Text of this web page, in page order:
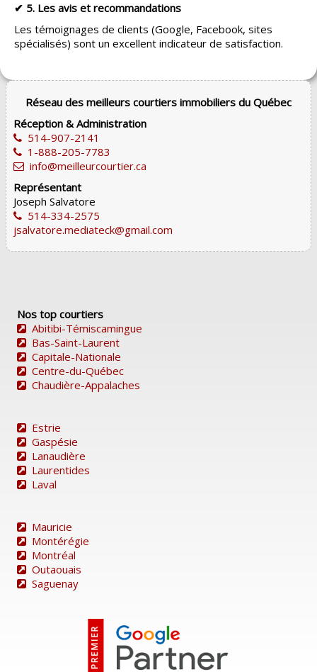
✔ 5. Les avis et recommandations
Les témoignages de clients (Google, Facebook, sites
spécialisés) sont un excellent indicateur de satisfaction.
Réseau des meilleurs courtiers immobiliers du Québec
Réception & Administration
514-907-2141
1-888-205-7783
info@meilleurcourtier.ca
Représentant
Joseph Salvatore
514-334-2575
jsalvatore.mediateck@gmail.com
Nos top courtiers
Abitibi-Témiscamingue
Bas-Saint-Laurent
Capitale-Nationale
Centre-du-Québec
Chaudière-Appalaches
Estrie
Gaspésie
Lanaudière
Laurentides
Laval
Mauricie
Montérégie
Montréal
Outaouais
Saguenay